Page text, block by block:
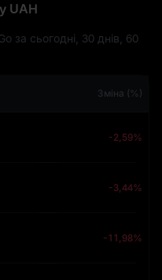
UAH
за сьогодні, 30 днів, 60
Зміна (%)
-2,59%
-3,44%
-11,98%